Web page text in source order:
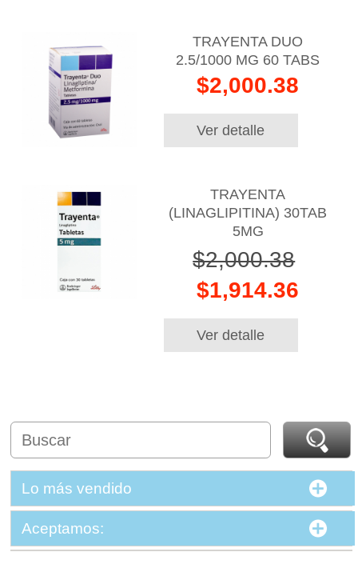
TRAYENTA DUO
2.5/1000 MG 60 TABS
$2,000.38
Ver detalle
TRAYENTA
(LINAGLIPITINA) 30TAB
5MG
$2,000.38
$1,914.36
Ver detalle
Lo más vendido
Aceptamos: